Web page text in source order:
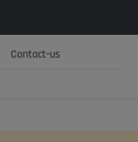
الشعبية
Contact-us